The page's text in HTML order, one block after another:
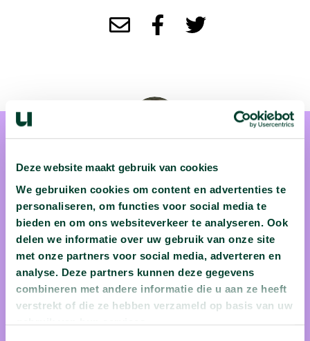
Deze website maakt gebruik van cookies
We gebruiken cookies om content en advertenties te
personaliseren, om functies voor social media te
bieden en om ons websiteverkeer te analyseren. Ook
delen we informatie over uw gebruik van onze site
met onze partners voor social media, adverteren en
analyse. Deze partners kunnen deze gegevens
combineren met andere informatie die u aan ze heeft
verstrekt of die ze hebben verzameld op basis van uw
Tom van Nunen
Tom van Nunen is elektrotechnicus. Hij onderzoekt hoe je
stroom kan inzetten voor medische toepassingen, zoals het
verhelpen van blindheid. Zijn onderzoek richt zich met